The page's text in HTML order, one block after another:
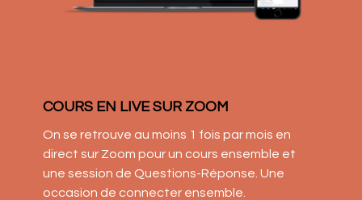
COURS EN LIVE SUR ZOOM
On se retrouve au moins 1 fois par mois en
direct sur Zoom pour un cours ensemble et
une session de Questions-Réponse. Une
occasion de connecter ensemble.